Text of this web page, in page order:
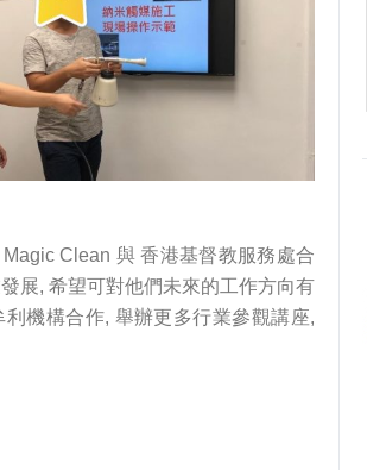
Clean 與 香港基督教服務處合
展, 希望可對他們未來的工作方向有
機構合作, 舉辦更多行業參觀講座,